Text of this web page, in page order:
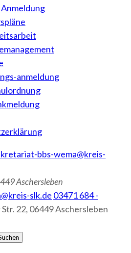
anmeldung
bbs-wema@kreis-
Aschersleben
slk.de 03471 684 -
22, 06449 Aschersleben